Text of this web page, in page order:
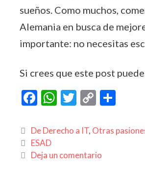
sueños. Como muchos,
Alemania en busca de
importante: no necesitas
Si crees que este post
F
e
b
o
W
at
A
T
itt
C
p
Li
m
Categorías
De Derecho a IT, Otras
Etiquetas
ESAD
Deja un comentario